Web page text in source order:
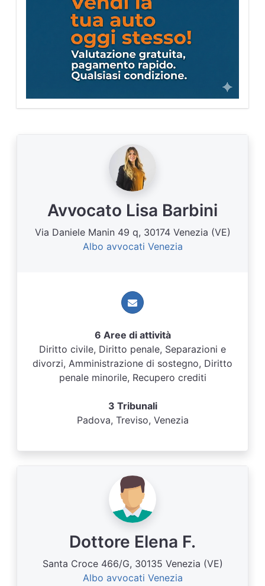
Avvocato Lisa Barbini
Via Daniele Manin 49 q, 30174 Venezia (VE)
Albo avvocati Venezia
6 Aree di attività
Diritto civile, Diritto penale, Separazioni e
divorzi, Amministrazione di sostegno, Diritto
penale minorile, Recupero crediti
3 Tribunali
Padova, Treviso, Venezia
Dottore Elena F.
Santa Croce 466/G, 30135 Venezia (VE)
Albo avvocati Venezia